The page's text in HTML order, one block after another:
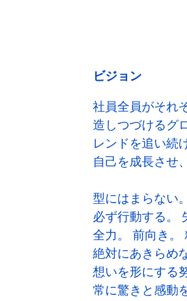
ビジョン
社員全員がそれ
造しつづけるグ
レンドを追い続
自己を成長させ
型にはまらない
必ず行動する。
全力。 前向き。
絶対にあきらめ
想いを形にする
常に驚きと感動を